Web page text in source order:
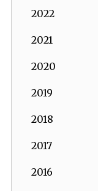
2022
2021
2020
2019
2018
2017
2016